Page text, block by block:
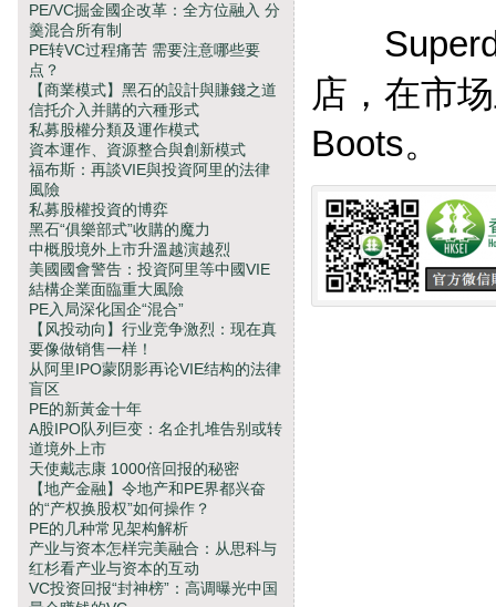
PE/VC掘金國企改革：全方位融入 分
羹混合所有制
PE转VC过程痛苦 需要注意哪些要
点？
【商業模式】黑石的設計與賺錢之道
信托介入并購的六種形式
私募股權分類及運作模式
資本運作、資源整合與創新模式
福布斯：再談VIE與投資阿里的法律
風險
私募股權投資的博弈
黑石“俱樂部式”收購的魔力
中概股境外上市升溫越演越烈
美國國會警告：投資阿里等中國VIE
結構企業面臨重大風險
PE入局深化国企“混合”
【风投动向】行业竞争激烈：现在真
要像做销售一样！
从阿里IPO蒙阴影再论VIE结构的法律
盲区
PE的新黃金十年
A股IPO队列巨变：名企扎堆告别或转
道境外上市
天使戴志康 1000倍回报的秘密
【地产金融】令地产和PE界都兴奋
的“产权换股权”如何操作？
PE的几种常见架构解析
产业与资本怎样完美融合：从思科与
红杉看产业与资本的互动
VC投资回报“封神榜”：高调曝光中国
店，在市
Boots。